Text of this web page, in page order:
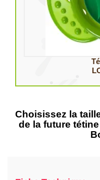
Choisissez la
de la future